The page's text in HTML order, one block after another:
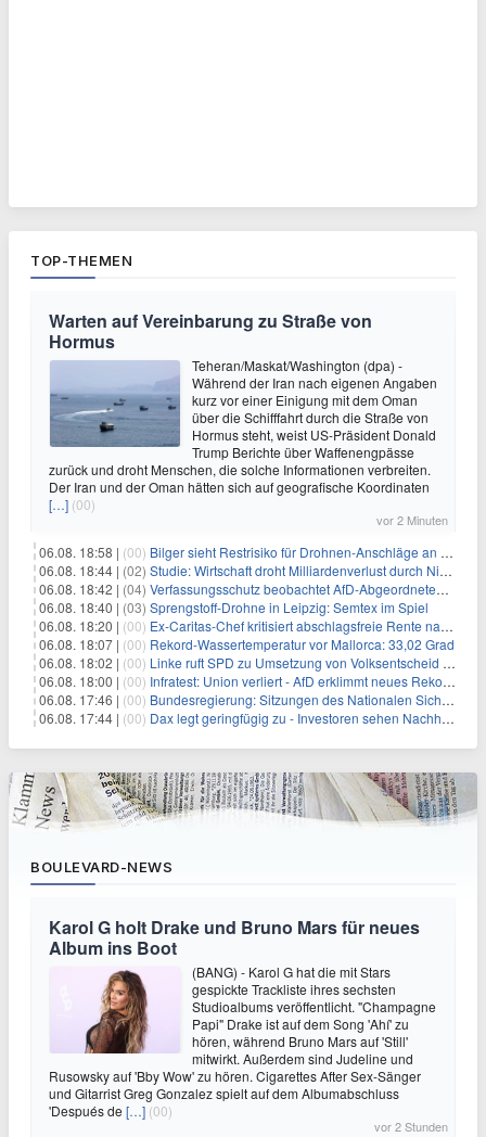
TOP-THEMEN
Warten auf Vereinbarung zu Straße von
Hormus
Teheran/Maskat/Washington (dpa) -
Während der Iran nach eigenen Angaben
kurz vor einer Einigung mit dem Oman
über die Schifffahrt durch die Straße von
Hormus steht, weist US-Präsident Donald
Trump Berichte über Waffenengpässe
zurück und droht Menschen, die solche Informationen verbreiten.
Der Iran und der Oman hätten sich auf geografische Koordinaten
[…] (00)
vor 2 Minuten
06.08. 18:58 | (00) Bilger sieht Restrisiko für Drohnen-Anschläge an Flughäfen
06.08. 18:44 | (02) Studie: Wirtschaft droht Milliardenverlust durch Niedrigwasser
06.08. 18:42 | (04) Verfassungsschutz beobachtet AfD-Abgeordneten Nolte
06.08. 18:40 | (03) Sprengstoff-Drohne in Leipzig: Semtex im Spiel
06.08. 18:20 | (00) Ex-Caritas-Chef kritisiert abschlagsfreie Rente nach 45 Jahren
06.08. 18:07 | (00) Rekord-Wassertemperatur vor Mallorca: 33,02 Grad
06.08. 18:02 | (00) Linke ruft SPD zu Umsetzung von Volksentscheid auf
06.08. 18:00 | (00) Infratest: Union verliert - AfD erklimmt neues Rekordhoch
06.08. 17:46 | (00) Bundesregierung: Sitzungen des Nationalen Sicherheitsrates geheim
06.08. 17:44 | (00) Dax legt geringfügig zu - Investoren sehen Nachholpotenzial
BOULEVARD-NEWS
Karol G holt Drake und Bruno Mars für neues
Album ins Boot
(BANG) - Karol G hat die mit Stars
gespickte Trackliste ihres sechsten
Studioalbums veröffentlicht. "Champagne
Papi" Drake ist auf dem Song 'Ahí' zu
hören, während Bruno Mars auf 'Still'
mitwirkt. Außerdem sind Judeline und
Rusowsky auf 'Bby Wow' zu hören. Cigarettes After Sex-Sänger
und Gitarrist Greg Gonzalez spielt auf dem Albumabschluss
'Después de […] (00)
vor 2 Stunden